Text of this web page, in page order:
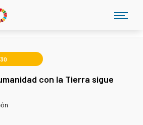
con la Tierra sigue